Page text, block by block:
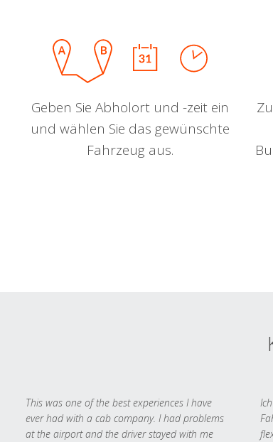
Geben Sie Abholort und -zeit ein
und wählen Sie das gewünschte
Fahrzeug aus.
This was one of the best experiences I have
ever had with a cab company. I had problems
at the airport and the driver stayed with me